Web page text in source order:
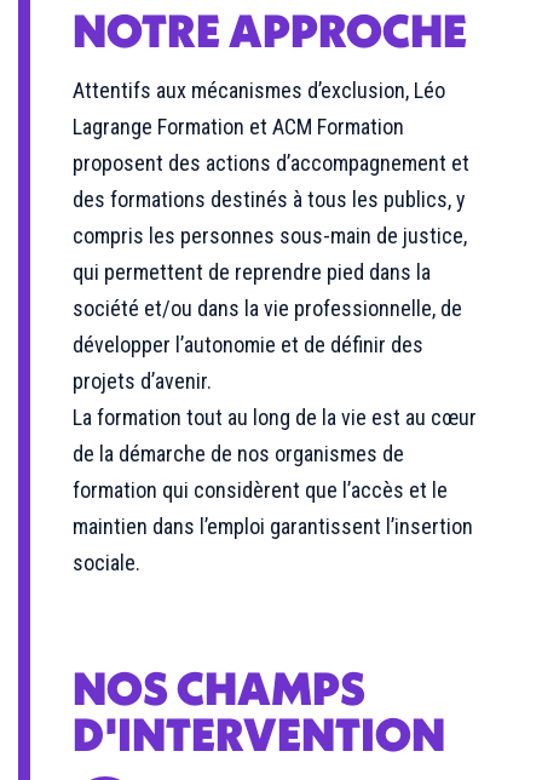
NOTRE APPROCHE
Attentifs aux mécanismes d’exclusion, Léo
Lagrange Formation et ACM Formation
proposent des actions d’accompagnement et
des formations destinés à tous les publics, y
compris les personnes sous-main de justice,
qui permettent de reprendre pied dans la
société et/ou dans la vie professionnelle, de
développer l’autonomie et de définir des
projets d’avenir.
La formation tout au long de la vie est au cœur
de la démarche de nos organismes de
formation qui considèrent que l’accès et le
maintien dans l’emploi garantissent l’insertion
sociale.
NOS CHAMPS
D'INTERVENTION